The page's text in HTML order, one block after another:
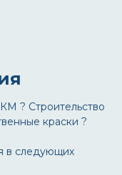
?️ Строительство
краски ?
в следующих